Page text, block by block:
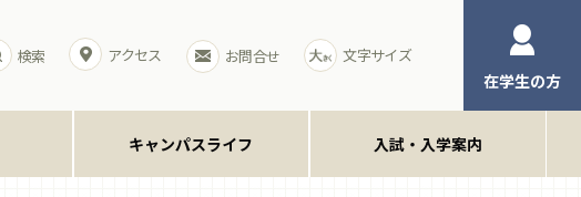
在学生の方
検索 アクセス お問合せ 文字サイズ
キャンパスライフ 入試・入学案内